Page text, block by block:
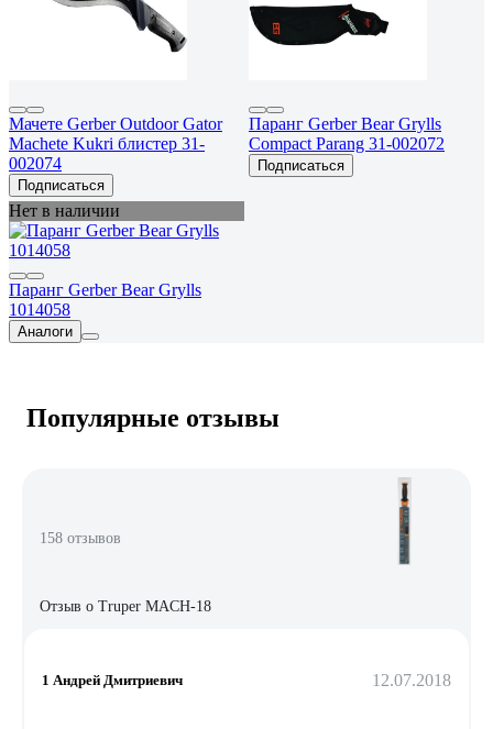
Мачете Gerber Outdoor Gator
Machete Kukri блистер 31-
002074
Подписаться
Паранг Gerber Bear Grylls
Compact Parang 31-002072
Подписаться
Нет в наличии
Паранг Gerber Bear Grylls
1014058
Аналоги
Популярные отзывы
158 отзывов
Отзыв о Truper MACH-18
1 Андрей Дмитриевич 12.07.2018